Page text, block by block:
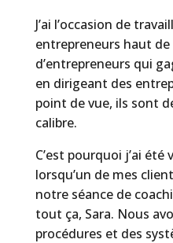
J’ai l’occasion de
entrepreneurs haut
d’entrepreneurs qui
en dirigeant des
point de vue, ils sont
calibre.
C’est pourquoi j’ai
lorsqu’un de mes
notre séance de
tout ça, Sara. Nous
procédures et des